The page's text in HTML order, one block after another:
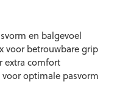
en balgevoel
voor betrouwbare grip
extra comfort
optimale pasvorm